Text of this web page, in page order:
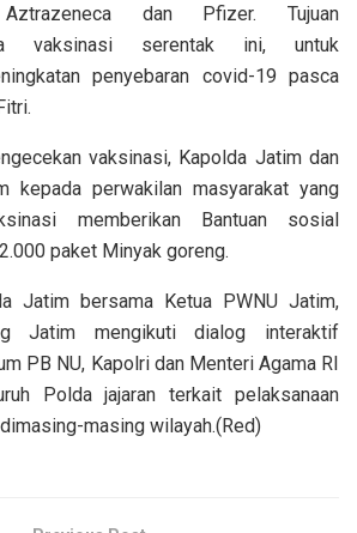
dan Pfizer. Tujuan
vaksinasi serentak ini, untuk
penyebaran covid-19 pasca
vaksinasi, Kapolda Jatim dan
kepada perwakilan masyarakat yang
memberikan Bantuan sosial
paket Minyak goreng.
Jatim bersama Ketua PWNU Jatim,
Jatim mengikuti dialog interaktif
PB NU, Kapolri dan Menteri Agama RI
Polda jajaran terkait pelaksanaan
masing wilayah.(Red)